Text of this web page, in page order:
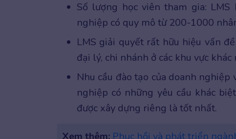
Số lượng học viên tham gia:
nghiệp có quy mô từ 200-1000
LMS giải quyết rất hữu hiệu vấn
đại lý, chi nhánh ở các khu vực
Nhu cầu đào tạo của doanh
nghiệp có những yêu cầu khác
được xây dựng riêng là tốt nhất.
Xem thêm: Phục hồi và phát triển